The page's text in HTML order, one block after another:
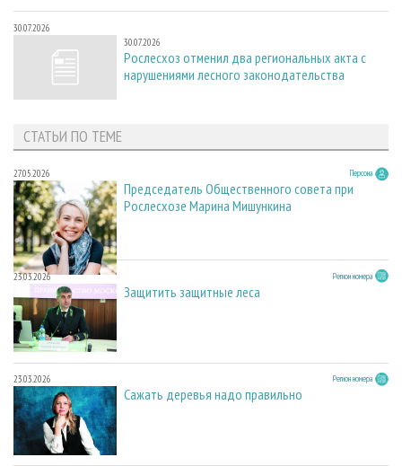
30.07.2026
30.07.2026
Рослесхоз отменил два региональных акта с
нарушениями лесного законодательства
СТАТЬИ ПО ТЕМЕ
27.05.2026 Персона
Председатель Общественного совета при
Рослесхозе Марина Мишункина
23.03.2026 Регион номера
Защитить защитные леса
23.03.2026 Регион номера
Сажать деревья надо правильно